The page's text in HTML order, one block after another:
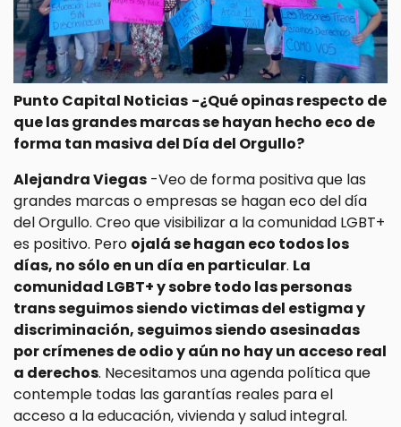
Punto Capital Noticias -¿Qué opinas respecto de
que las grandes marcas se hayan hecho eco de
forma tan masiva del Día del Orgullo?
Alejandra Viegas -Veo de forma positiva que las
grandes marcas o empresas se hagan eco del día
del Orgullo. Creo que visibilizar a la comunidad LGBT+
es positivo. Pero ojalá se hagan eco todos los
días, no sólo en un día en particular. La
comunidad LGBT+ y sobre todo las personas
trans seguimos siendo victimas del estigma y
discriminación, seguimos siendo asesinadas
por crímenes de odio y aún no hay un acceso real
a derechos. Necesitamos una agenda política que
contemple todas las garantías reales para el
acceso a la educación, vivienda y salud integral.